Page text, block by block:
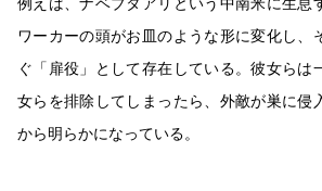
例えば、ナベブタアリという中南米に生息
ワーカーの頭がお皿のような形に変化し、
ぐ「扉役」として存在している。彼女らは
女らを排除してしまったら、外敵が巣に侵
から明らかになっている。